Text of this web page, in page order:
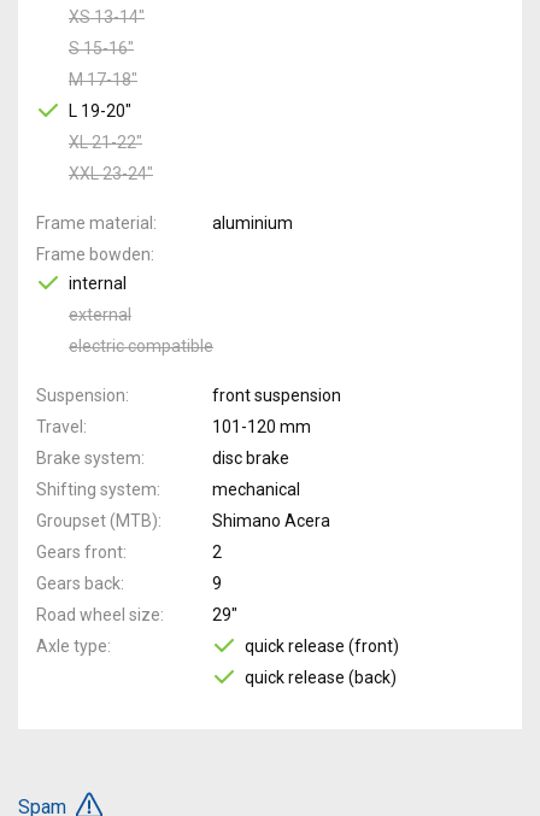
XS 13-14"
S 15-16"
M 17-18"
L 19-20"
XL 21-22"
XXL 23-24"
Frame material
aluminium
Frame bowden
internal
external
electric compatible
Suspension
front suspension
Travel
101-120 mm
Brake system
disc brake
Shifting system
mechanical
Groupset (MTB)
Shimano Acera
Gears front
2
Gears back
9
Road wheel size
29"
Axle type
quick release (front)
quick release (back)
Spam